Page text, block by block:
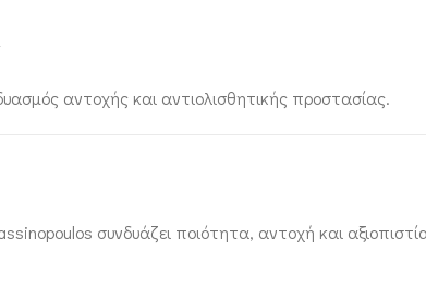
αντοχής και αντιολισθητικής προστασίας.
συνδυάζει ποιότητα, αντοχή και